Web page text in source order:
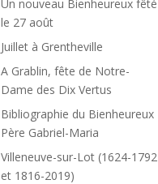
Un nouveau Bienheureux fêté
le 27 août
Juillet à Grentheville
A Grablin, fête de Notre-
Dame des Dix Vertus
Bibliographie du Bienheureux
Père Gabriel-Maria
Villeneuve-sur-Lot (1624-1792
et 1816-2019)